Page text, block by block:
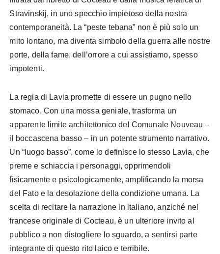
Stravinskij, in uno specchio impietoso della nostra
contemporaneità. La “peste tebana” non è più solo un
mito lontano, ma diventa simbolo della guerra alle nostre
porte, della fame, dell’orrore a cui assistiamo, spesso
impotenti.
La regia di Lavia promette di essere un pugno nello
stomaco. Con una mossa geniale, trasforma un
apparente limite architettonico del Comunale Nouveau –
il boccascena basso – in un potente strumento narrativo.
Un “luogo basso”, come lo definisce lo stesso Lavia, che
preme e schiaccia i personaggi, opprimendoli
fisicamente e psicologicamente, amplificando la morsa
del Fato e la desolazione della condizione umana. La
scelta di recitare la narrazione in italiano, anziché nel
francese originale di Cocteau, è un ulteriore invito al
pubblico a non distogliere lo sguardo, a sentirsi parte
integrante di questo rito laico e terribile.